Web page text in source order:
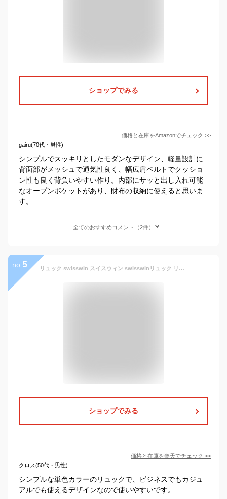
ショップでみる
価格と在庫をAmazonでチェック >>
gairu(70代・男性)
シンプルでスッキリとしたモダンなデザイン、軽量設計に
背面部がメッシュで通気性良く、幅広肩ベルトでクッショ
ン性も良く背負いやすい作り。内部にサッと出し入れ可能
なオープンポケットがあり、財布の収納に使えると思いま
す。
全てのおすすめコメント（2件）
no. 5 リュック swisswin スイスウィン swisswinリュック リュックサック 大容量 撥水 レディース メンズリュック アウトドア バッグ 高校生 カジュアル 登山 通学 旅行バッグ ノートPC収納 ビジネス 通勤用 スポーツ おしゃれ 多機能 送料無料 ママリュック 父の日 黒 36L SW9807
ショップでみる
価格と在庫を楽天でチェック >>
クロス(50代・男性)
シンプルな単色カラーのリュックで、ビジネスでもカジュ
アルでも使えるデザインなので使いやすいです。